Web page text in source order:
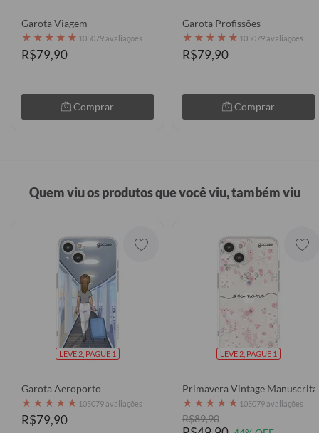
Garota Viagem
★ ★ ★ ★ ★ 105079 avaliações
R$79,90
Comprar
Garota Profissões
★ ★ ★ ★ ★ 105079 avaliações
R$79,90
Comprar
Quem viu os produtos que você viu, também viu
LEVE 2, PAGUE 1
Garota Aeroporto
★ ★ ★ ★ ★ 105079 avaliações
R$79,90
LEVE 2, PAGUE 1
Primavera Vintage Manuscrita
★ ★ ★ ★ ★ 105079 avaliações
R$89,90